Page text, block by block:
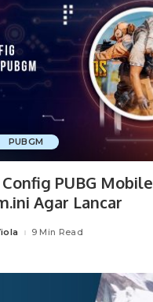
PUBGM
PUBG Mobile
Agar Lancar
9 Min Read